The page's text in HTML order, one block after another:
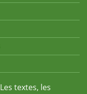
textes, les